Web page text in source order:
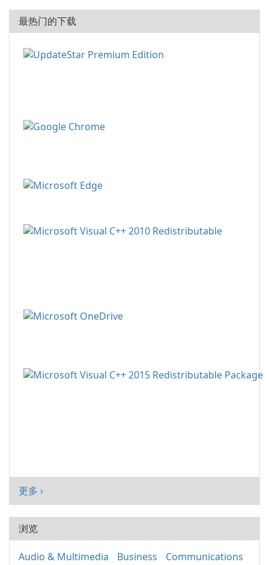
最热门的下载
更多 ›
浏览
Audio & Multimedia Business
Communications